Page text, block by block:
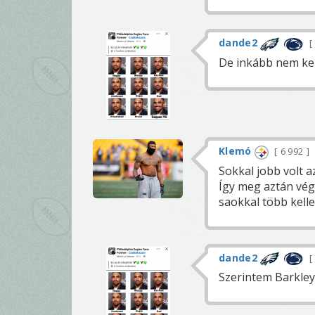
dande2
De inkább nem
Klemó 6 992
Sokkal jobb volt
Így meg aztán
saokkal több
dande2
Szerintem